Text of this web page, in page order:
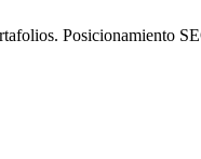
Posicionamiento